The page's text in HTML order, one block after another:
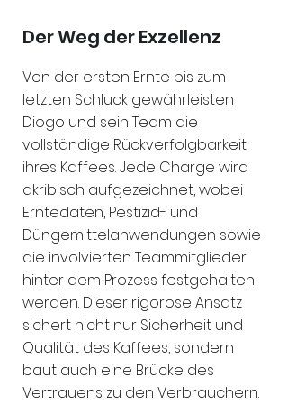
Der Weg der Exzellenz
Von der ersten Ernte bis zum
letzten Schluck gewährleisten
Diogo und sein Team die
vollständige Rückverfolgbarkeit
ihres Kaffees. Jede Charge wird
akribisch aufgezeichnet, wobei
Erntedaten, Pestizid- und
Düngemittelanwendungen sowie
die involvierten Teammitglieder
hinter dem Prozess festgehalten
werden. Dieser rigorose Ansatz
sichert nicht nur Sicherheit und
Qualität des Kaffees, sondern
baut auch eine Brücke des
Vertrauens zu den Verbrauchern.